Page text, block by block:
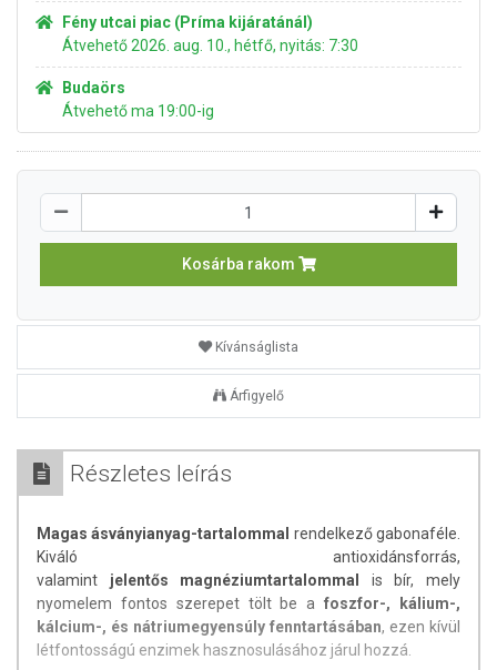
Fény utcai piac (Príma kijáratánál)
Átvehető 2026. aug. 10., hétfő, nyitás: 7:30
Budaörs
Átvehető ma 19:00-ig
Kosárba rakom
Kívánságlista
Árfigyelő
Részletes leírás
Magas ásványianyag-tartalommal rendelkező gabonaféle.
Kiváló antioxidánsforrás,
valamint jelentős magnéziumtartalommal is bír, mely
nyomelem fontos szerepet tölt be afoszfor-, kálium-,
kálcium-, és nátriumegyensúly fenntartásában, ezen kívül
létfontosságú enzimek hasznosulásához járul hozzá.